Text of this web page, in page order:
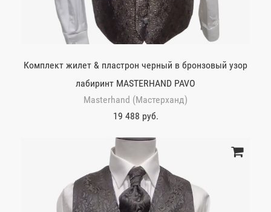
Комплект жилет & пластрон черный в бронзовый узор
лабиринт MASTERHAND PAVO
Masterhand (Мастерханд)
19 488 руб.